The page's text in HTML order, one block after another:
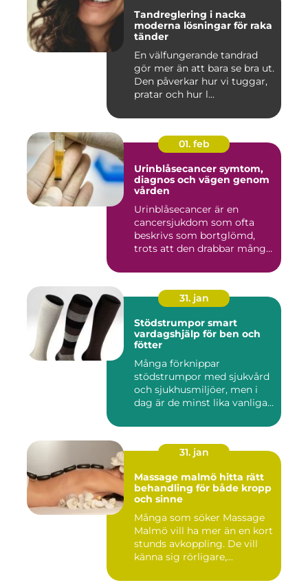
Tandreglering i nacka
moderna lösningar för raka
tänder
En välfungerande tandrad
gör mer än att bara se bra ut.
Den påverkar hur vi tuggar,
pratar och hur l...
01. feb
Urinblåsecancer symtom,
diagnos och vägen genom
vården
Urinblåsecancer är en
cancersjukdom som ofta
beskrivs som bortglömd,
trots att den drabbar många
31. jan
Stödstrumpor smart
vardagshjälp för ben och
fötter
Många förknippar
stödstrumpor med sjukvård
och sjukhusmiljöer, men i
dag är de minst lika vanliga
31. jan
Massage malmö hitta rätt
behandling för både kropp
och sinne
Många som söker Massage
Malmö vill ha mer än en kort
stunds avkoppling. De vill
känna sig rörligare,...